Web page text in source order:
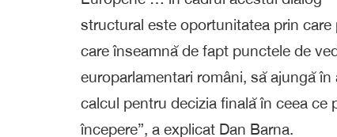
structural este oportunitatea prin
care înseamnă de fapt punctele de
europarlamentari români, să ajungă
calcul pentru decizia finală în ceea ce
începere”, a explicat Dan Barna.